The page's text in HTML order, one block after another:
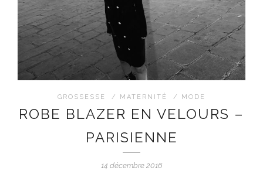
GROSSESSE / MATERNITÉ / MODE
ROBE BLAZER EN VELOURS –
PARISIENNE
14 décembre 2016